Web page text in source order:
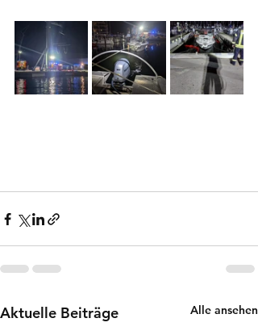
Aktuelle Beiträge Alle ansehen